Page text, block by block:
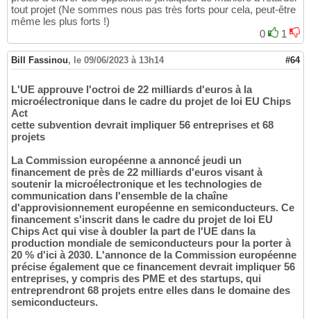
tout projet (Ne sommes nous pas très forts pour cela, peut-être
même les plus forts !)
0
1
Bill Fassinou, le 09/06/2023 à 13h14 #64
L'UE approuve l'octroi de 22 milliards d'euros à la
microélectronique dans le cadre du projet de loi EU Chips
Act
cette subvention devrait impliquer 56 entreprises et 68
projets
La Commission européenne a annoncé jeudi un
financement de près de 22 milliards d'euros visant à
soutenir la microélectronique et les technologies de
communication dans l'ensemble de la chaîne
d'approvisionnement européenne en semiconducteurs. Ce
financement s'inscrit dans le cadre du projet de loi EU
Chips Act qui vise à doubler la part de l'UE dans la
production mondiale de semiconducteurs pour la porter à
20 % d'ici à 2030. L'annonce de la Commission européenne
précise également que ce financement devrait impliquer 56
entreprises, y compris des PME et des startups, qui
entreprendront 68 projets entre elles dans le domaine des
semiconducteurs.